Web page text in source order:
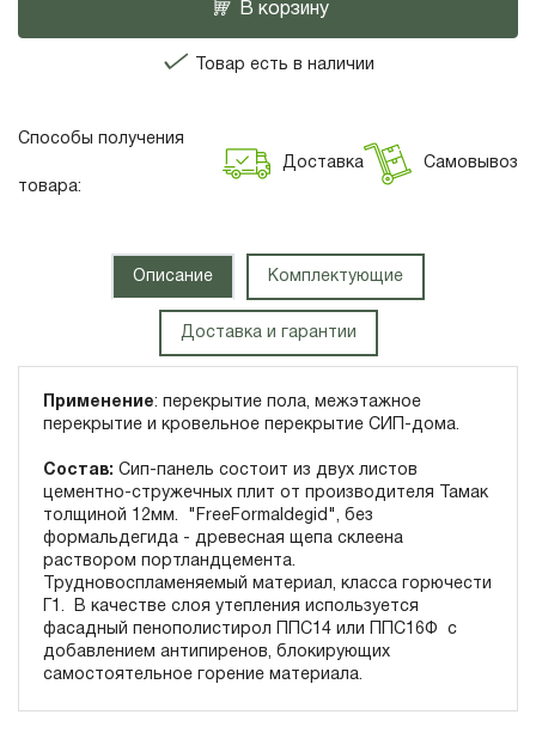
В корзину
Товар есть в наличии
Способы получения
товара:
Доставка Самовывоз
Описание Комплектующие
Доставка и гарантии
Применение: перекрытие пола, межэтажное
перекрытие и кровельное перекрытие СИП-дома.
Состав: Сип-панель состоит из двух листов
цементно-стружечных плит от производителя Тамак
толщиной 12мм. "FreeFormaldegid", без
формальдегида - древесная щепа склеена
раствором портландцемента.
Трудновоспламеняемый материал, класса горючести
Г1. В качестве слоя утепления используется
фасадный пенополистирол ППС14 или ППС16Ф с
добавлением антипиренов, блокирующих
самостоятельное горение материала.